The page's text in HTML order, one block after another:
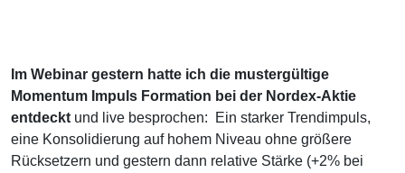
Im Webinar gestern hatte ich die mustergültige
Momentum Impuls Formation bei der Nordex-Aktie
entdeckt und live besprochen: Ein starker Trendimpuls,
eine Konsolidierung auf hohem Niveau ohne größere
Rücksetzern und gestern dann relative Stärke (+2% bei